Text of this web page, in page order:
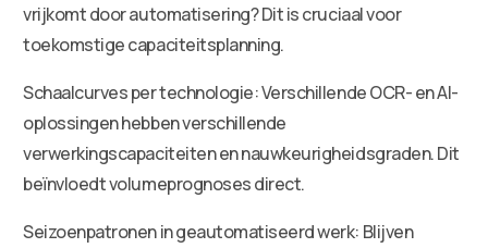
vrijkomt door automatisering? Dit is cruciaal voor
toekomstige capaciteitsplanning.
Schaalcurves per technologie: Verschillende OCR- en AI-
oplossingen hebben verschillende
verwerkingscapaciteiten en nauwkeurigheidsgraden. Dit
beïnvloedt volumeprognoses direct.
Seizoenpatronen in geautomatiseerd werk: Blijven